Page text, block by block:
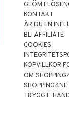
GLÖMT
KONTAKT
ÄR DU EN
BLI AFFILIATE
COOKIES
KÖPVILLKOR
OM
TRYGG E-